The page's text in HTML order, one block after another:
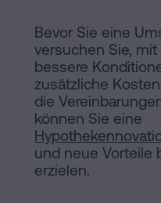
Bevor Sie eine
versuchen Sie,
bessere
zusätzliche
die
können Sie eine
und neue Vorteile
erzielen.